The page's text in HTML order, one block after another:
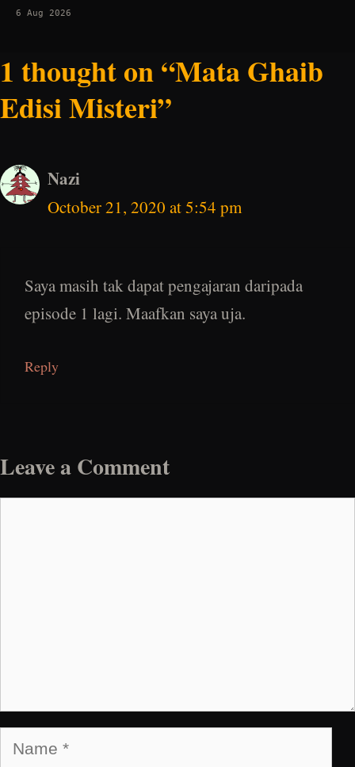
6 Aug 2026
1 thought on “Mata Ghaib
Edisi Misteri”
Nazi
October 21, 2020 at 5:54 pm
Saya masih tak dapat pengajaran daripada
episode 1 lagi. Maafkan saya uja.
Reply
Leave a Comment
Name